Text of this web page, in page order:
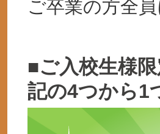
ご卒業の方全
■ご入校生様
記の4つから1